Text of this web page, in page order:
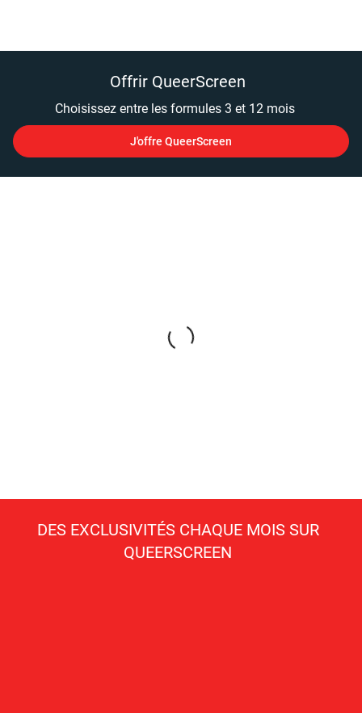
Offrir QueerScreen
Choisissez entre les formules 3 et 12 mois
J'offre QueerScreen
DES EXCLUSIVITÉS CHAQUE MOIS SUR
QUEERSCREEN